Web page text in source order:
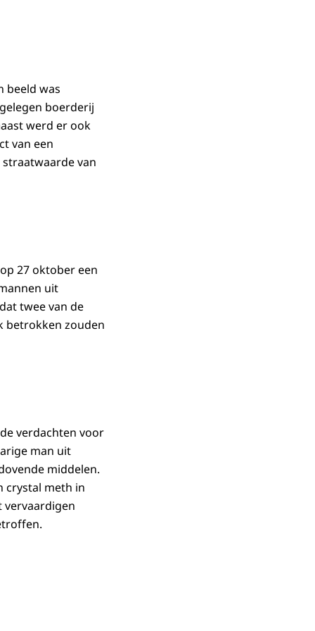
beeld was
boerderij
werd er ook
van een
van
27 oktober een
uit
twee van de
betrokken zouden
verdachten voor
man uit
middelen.
crystal meth in
vervaardigen